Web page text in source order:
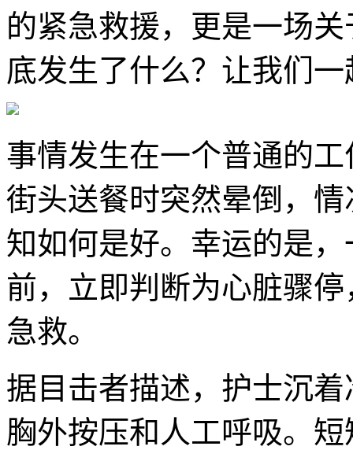
的紧急救援，更是一场
底发生了什么？让我们
事情发生在一个普通的
街头送餐时突然晕倒，
知如何是好。幸运的是
前，立即判断为心脏骤
急救。
据目击者描述，护士沉
胸外按压和人工呼吸。